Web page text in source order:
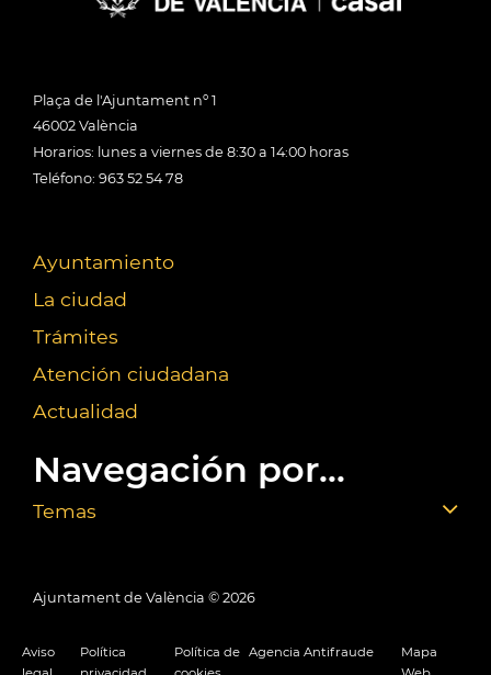
Plaça de l'Ajuntament nº 1
46002 València
Horarios: lunes a viernes de 8:30 a 14:00 horas
Teléfono: 963 52 54 78
Ayuntamiento
La ciudad
Trámites
Atención ciudadana
Actualidad
Navegación por...
Temas
Ajuntament de València © 2026
Aviso
Política
Política de Agencia Antifraude
Mapa